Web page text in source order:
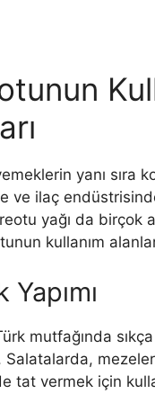
yanı sıra
ve ilaç
yağı da birçok
kullanım
Yapımı
mutfağında
Salatalarda,
tat vermek için